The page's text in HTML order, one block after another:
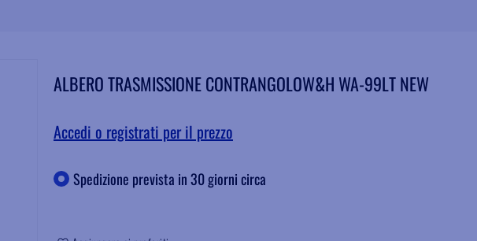
ALBERO TRASMISSIONE CONTRANGOLOW&H WA-99LT NEW
Accedi o registrati per il prezzo
Spedizione prevista in 30 giorni circa